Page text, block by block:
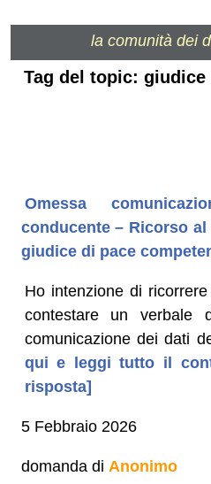
la comunità dei
Tag del topic: giudice
Omessa
conducente – Ricorso
giudice di pace
Ho intenzione di
contestare un verbale
comunicazione dei dati
qui e leggi tutto il
risposta]
5 Febbraio 2026
domanda di Anonimo